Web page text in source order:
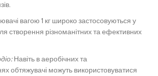
вагою 1 кг широко застосовуються у
створення різноманітних та ефективних
Навіть в аеробічних та
обтяжувачі можуть використовуватися